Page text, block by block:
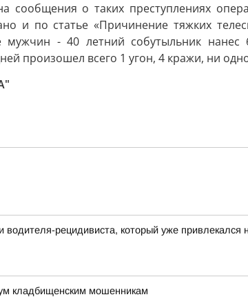
сообщения о таких преступлениях
и по статье «Причинение тяжких
- 40 летний собутыльник нанес
произошел всего 1 угон, 4 кражи, ни
водителя-рецидивиста, который уже привлекался
кладбищенским мошенникам